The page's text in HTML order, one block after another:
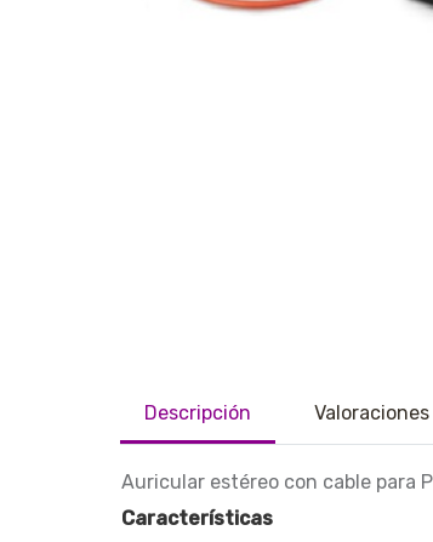
Descripción
Auricular estéreo con cable para
Características